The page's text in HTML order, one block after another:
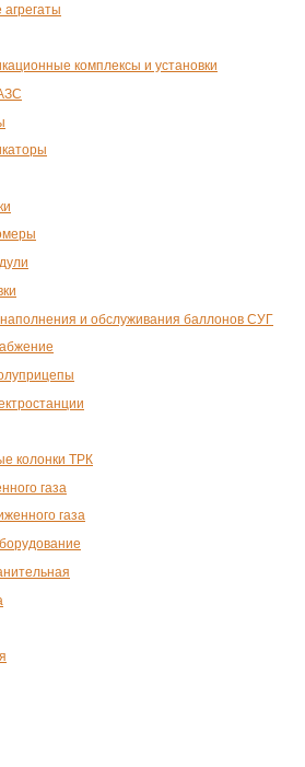
комплексы и установки
и обслуживания баллонов СУГ
колонки ТРК
газа
газа